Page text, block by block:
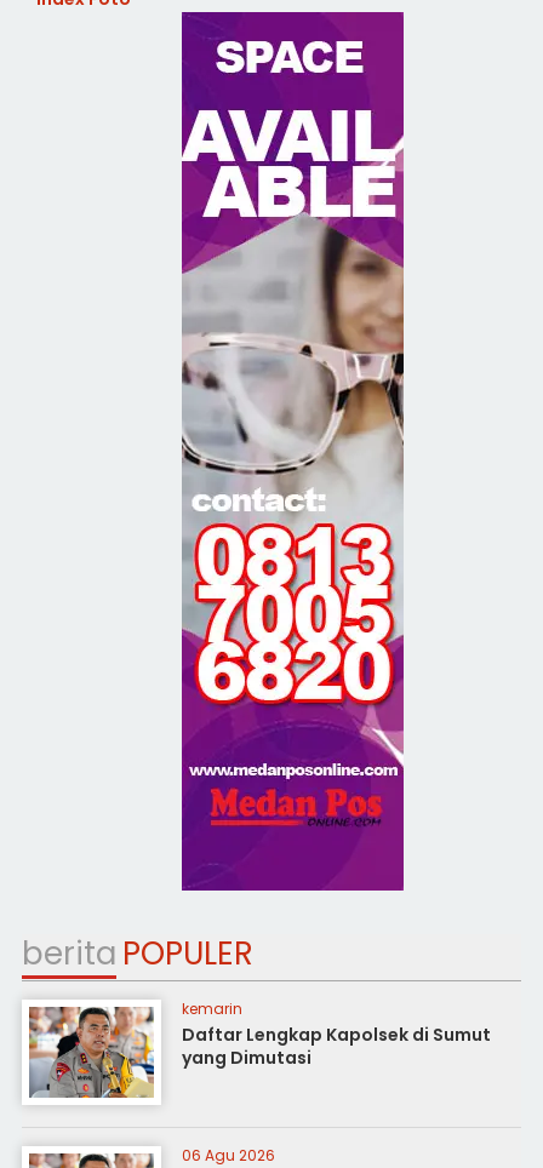
berita POPULER
kemarin
Daftar Lengkap Kapolsek di Sumut
yang Dimutasi
06 Agu 2026